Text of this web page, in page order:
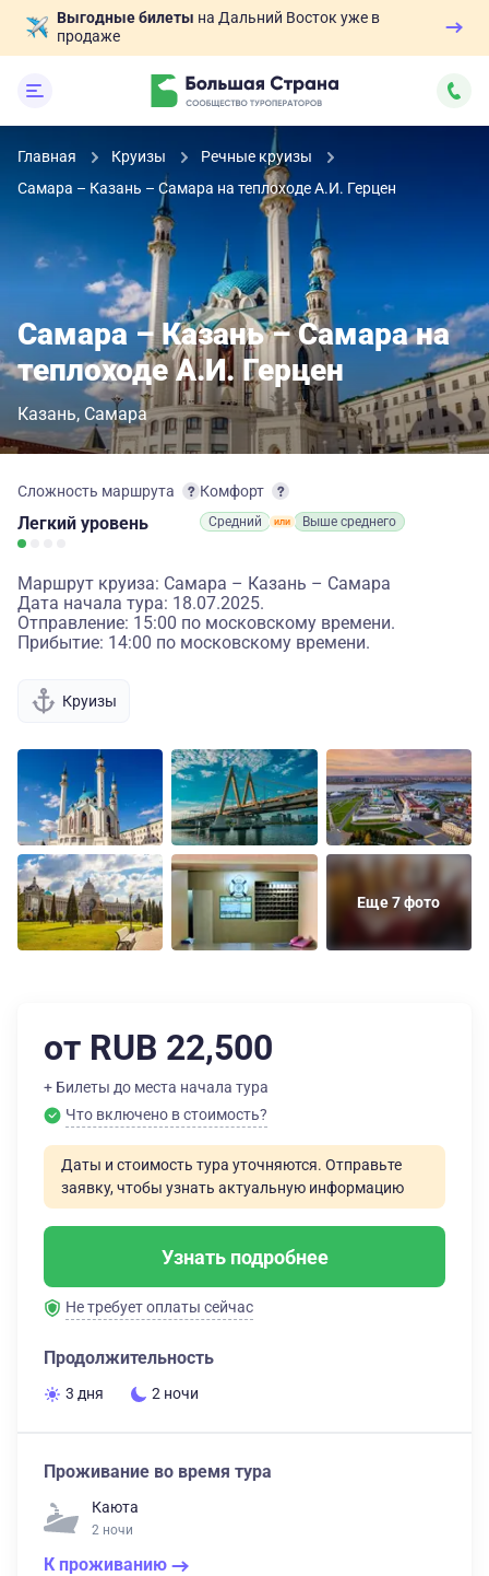
Выгодные билеты на Дальний Восток уже в
продаже
Главная Круизы
Речные круизы
Самара – Казань – Самара на теплоходе А.И. Герцен
Самара – Казань – Самара на
теплоходе А.И. Герцен
Казань Самара
Сложность маршрута
Легкий уровень
Комфорт
Средний Выше среднего
Маршрут круиза: Самара – Казань – Самара
Дата начала тура: 18.07.2025.
Отправление: 15:00 по московскому времени.
Прибытие: 14:00 по московскому времени.
Круизы
Еще 7 фото
от RUB 22,500
+ Билеты до места начала тура
Что включено в стоимость?
Даты и стоимость тура уточняются. Отправьте
заявку, чтобы узнать актуальную информацию
Узнать подробнее
Не требует оплаты сейчас
Продолжительность
3 дня 2 ночи
Проживание во время тура
Каюта
2 ночи
К проживанию